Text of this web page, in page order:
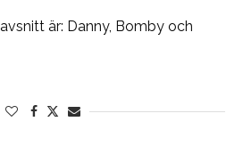
är: Danny, Bomby och